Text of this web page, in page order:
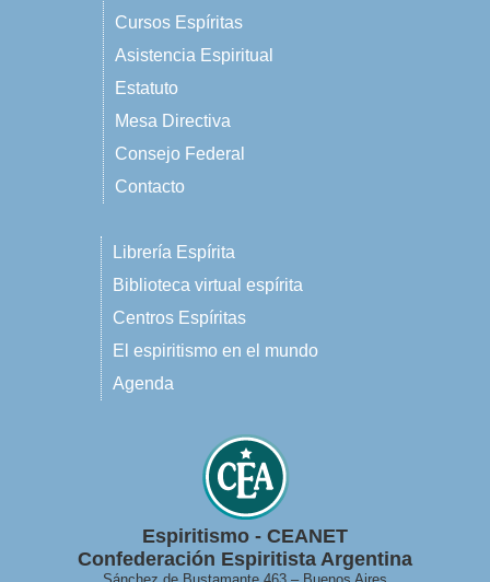
Cursos Espíritas
Asistencia Espiritual
Estatuto
Mesa Directiva
Consejo Federal
Contacto
Librería Espírita
Biblioteca virtual espírita
Centros Espíritas
El espiritismo en el mundo
Agenda
Espiritismo - CEANET
Confederación Espiritista Argentina